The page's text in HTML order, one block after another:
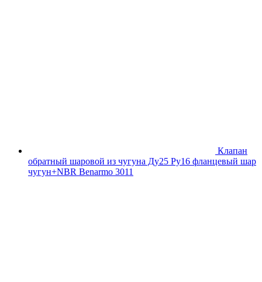
Клапан
обратный шаровой из чугуна Ду25 Ру16 фланцевый шар
чугун+NBR Benarmo 3011